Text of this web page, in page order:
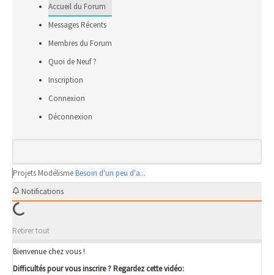
Accueil du Forum
Messages Récents
Membres du Forum
Quoi de Neuf ?
Inscription
Connexion
Déconnexion
Projets ModélismeBesoin d'un peu d'a...
Notifications
Retirer tout
Bienvenue chez vous !
Difficultés pour vous inscrire ? Regardez cette vidéo: